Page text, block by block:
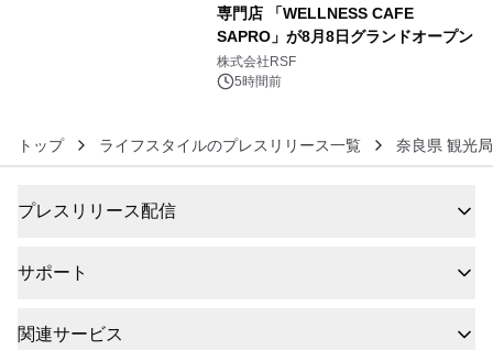
専門店 「WELLNESS CAFE
SAPRO」が8月8日グランドオープン
株式会社RSF
5時間前
トップ ライフスタイルのプレスリリース一覧 奈良県 観光
プレスリリース配信
サポート
関連サービス